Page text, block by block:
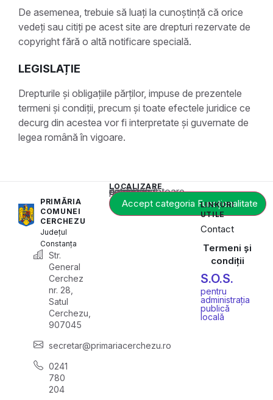
De asemenea, trebuie să luați la cunoștință că orice
vedeți sau citiți pe acest site are drepturi rezervate de
copyright fără o altă notificare specială.
LEGISLAȚIE
Drepturile și obligațiile părților, impuse de prezentele
termeni și condiții, precum și toate efectele juridice ce
decurg din acestea vor fi interpretate și guvernate de
legea română în vigoare.
PRIMĂRIA
COMUNEI
CERCHEZU
Județul
Constanța
Str.
General
Cerchez
nr. 28,
Satul
Cerchezu,
907045
secretar@primariacerchezu.ro
0241
780
204
LOCALIZARE
Acest conținut este blocat până când acceptați categoria corespunzătoare de cookie-uri.
Accept categoria Funcționalitate
LINKURI
UTILE
Contact
Termeni și
condiții
S.O.S.
pentru
administrația
publică
locală